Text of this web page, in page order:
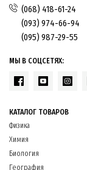
(068) 418-61-24
(093) 974-66-94
(095) 987-29-55
МЫ В СОЦСЕТЯХ:
КАТАЛОГ ТОВАРОВ
Физика
Химия
Биология
География